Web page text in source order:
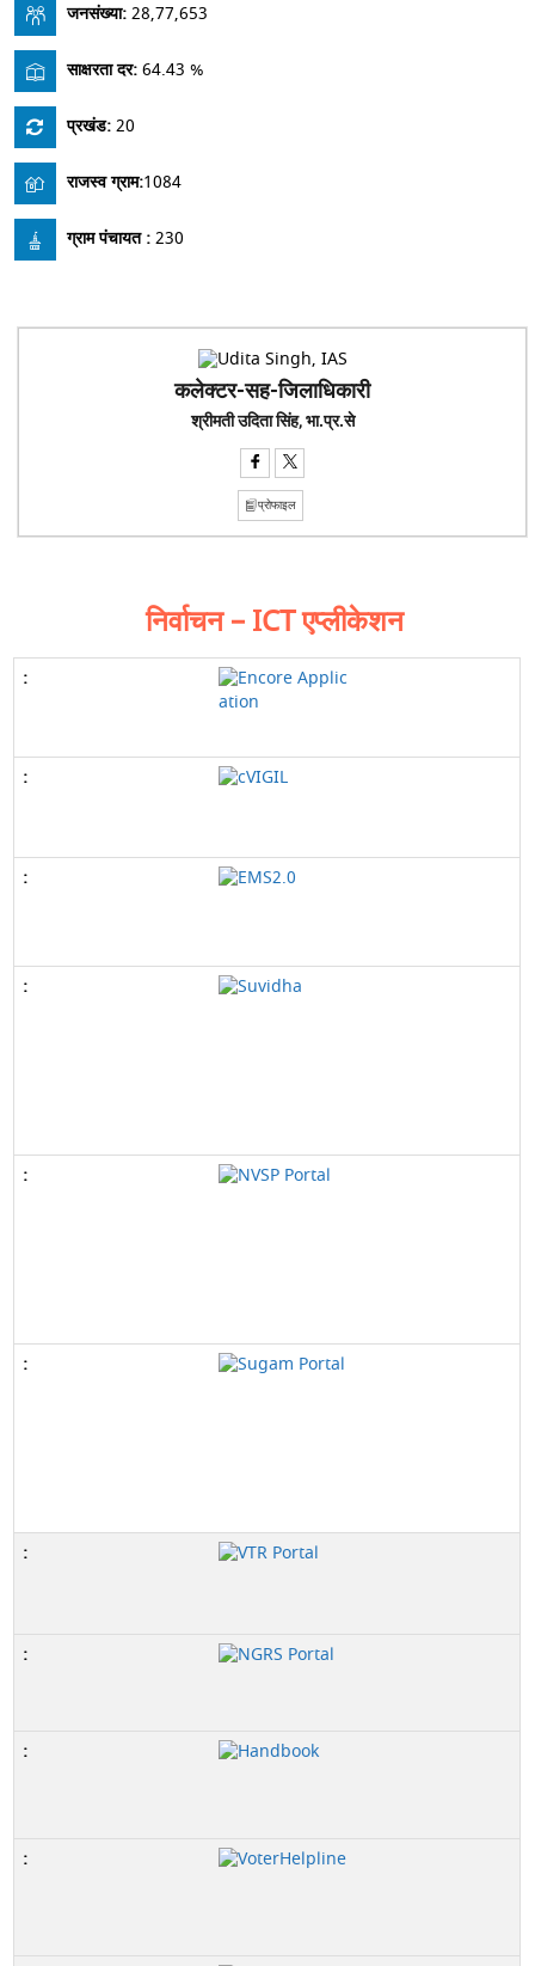
जनसंख्या:28,77,653
साक्षरता दर:64.43 %
प्रखंड:20
राजस्व ग्राम:1084
ग्राम पंचायत :230
कलेक्टर-सह-जिलाधिकारी
श्रीमती उदिता सिंह, भा.प्र.से
प्रोफाइल
निर्वाचन – ICT एप्लीकेशन